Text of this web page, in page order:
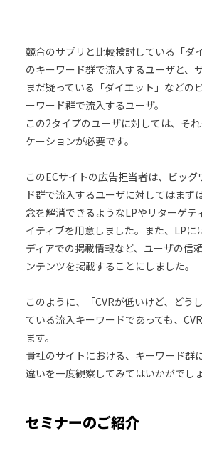
競合のサプリと比較検討している「ダ
のキーワード群で流入するユーザと、
まだ疑っている「ダイエット」などの
ーワード群で流入するユーザ。
この2タイプのユーザに対しては、そ
ケーションが必要です。
このECサイトの広告担当者は、ビッ
ド群で流入するユーザに対してはまず
念を解消できるようなLPやリターゲテ
イティブを用意しました。また、LPに
ディアでの掲載情報など、ユーザの信
ンテンツを掲載することにしました。
このように、「CVRが低いけど、どう
ている流入キーワードであっても、
ます。
貴社のサイトにおける、キーワード群
違いを一度観察してみてはいかがでし
セミナーのご紹介